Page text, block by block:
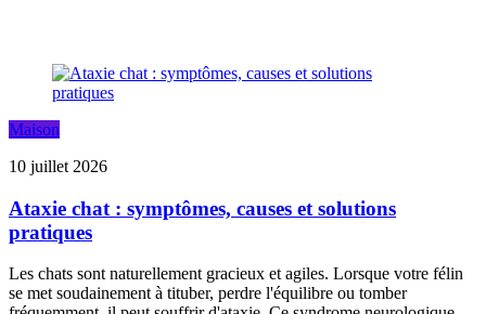
Maison
10 juillet 2026
Ataxie chat : symptômes, causes et solutions
pratiques
Les chats sont naturellement gracieux et agiles. Lorsque votre félin
se met soudainement à tituber, perdre l'équilibre ou tomber